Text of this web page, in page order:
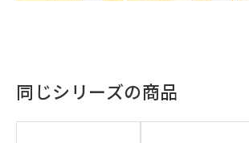
同じシリーズの商品